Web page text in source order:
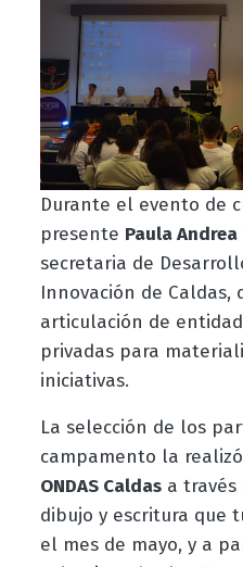
Durante el evento de
presente Paula
secretaria de
Innovación de Caldas,
articulación de
privadas para
iniciativas.
La selección de los
campamento la
ONDAS Caldasa través
dibujo y escritura que
el mes de mayo, y a